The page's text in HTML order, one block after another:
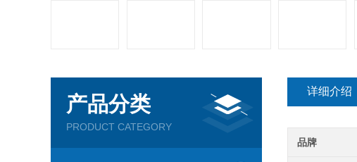
产品分类
PRODUCT CATEGORY
详细介绍
品牌